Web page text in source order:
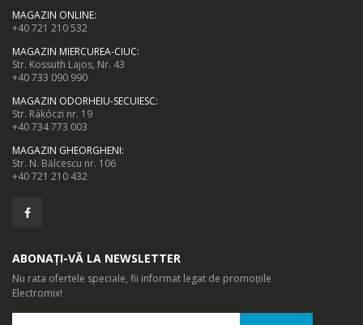
MAGAZIN ONLINE:
+40 721 210 532
MAGAZIN MIERCUREA-CIUC:
Str. Kossuth Lajos, Nr. 43
+40 733 090 990
MAGAZIN ODORHEIU-SECUIESC:
Str. Rákóczi nr. 19
+40 734 773 003
MAGAZIN GHEORGHENI:
Str. N. Bălcescu nr. 106
+40 721 210 432
ABONAȚI-VĂ LA NEWSLETTER
Nu rata ofertele speciale, fii informat legat de promoțiile
Electromix!